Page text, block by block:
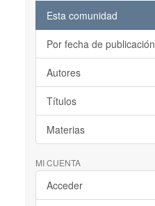
Esta comunidad
Por fecha de publicación
Autores
Títulos
Materias
MI CUENTA
Acceder